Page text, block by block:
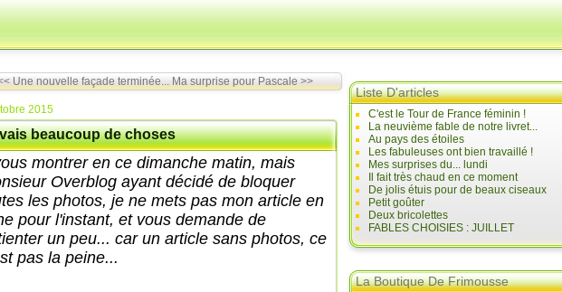
Une nouvelle façade terminée... Ma surprise pour Pascale >>
2015
beaucoup de choses
montrer en ce dimanche matin, mais
Overblog ayant décidé de bloquer
les photos, je ne mets pas mon article en
pour l'instant, et vous demande de
un peu... car un article sans photos, ce
pas la peine...
Liste D'articles
C'est le Tour de France féminin !
La neuvième fable de notre livret...
Au pays des étoiles
Les fabuleuses ont bien travaillé !
Mes surprises du... lundi
Il fait très chaud en ce moment
De jolis étuis pour de beaux ciseaux
Petit goûter
Deux bricolettes
FABLES CHOISIES : JUILLET
La Boutique De Frimousse